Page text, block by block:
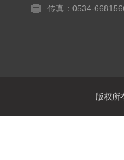
传真：0534-
版权所